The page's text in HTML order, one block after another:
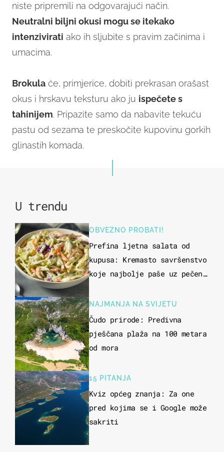
niste pripremili na odgovarajući način.
Neutralni biljni okusi mogu se itekako
intenzivirati ako ih sljubite s pravim začinima i
umacima.
Brokula će, primjerice, dobiti prekrasan orašast
okus i hrskavu teksturu ako ju ispečete s
tahinijem. Pripazite samo da nabavite tekuću
pastu od sezama te preskočite kupovinu gorkih
glinastih komada.
U trendu
OBVEZNO PROBATI!
Prefina ljetna salata od
kupusa: Kremasto savršenstvo
koje najbolje paše uz pečeno
NAJMANJA NA SVIJETU
Čudo prirode: Predivna
pješčana plaža na 100 metara
od mora
15 PITANJA
Kviz općeg znanja: Za one
pred kojima se i Google može
sakriti